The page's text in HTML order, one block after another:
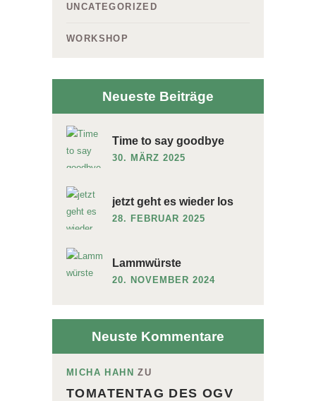
UNCATEGORIZED
WORKSHOP
Neueste Beiträge
Time to say goodbye
30. MÄRZ 2025
jetzt geht es wieder los
28. FEBRUAR 2025
Lammwürste
20. NOVEMBER 2024
Neuste Kommentare
MICHA HAHN ZU
TOMATENTAG DES OGV